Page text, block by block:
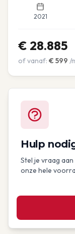
2021
€ 28.885
of vanaf: € 599 /
Hulp
Stel je vraag
onze hele